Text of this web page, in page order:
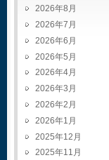
2026年8月
2026年7月
2026年6月
2026年5月
2026年4月
2026年3月
2026年2月
2026年1月
2025年12月
2025年11月